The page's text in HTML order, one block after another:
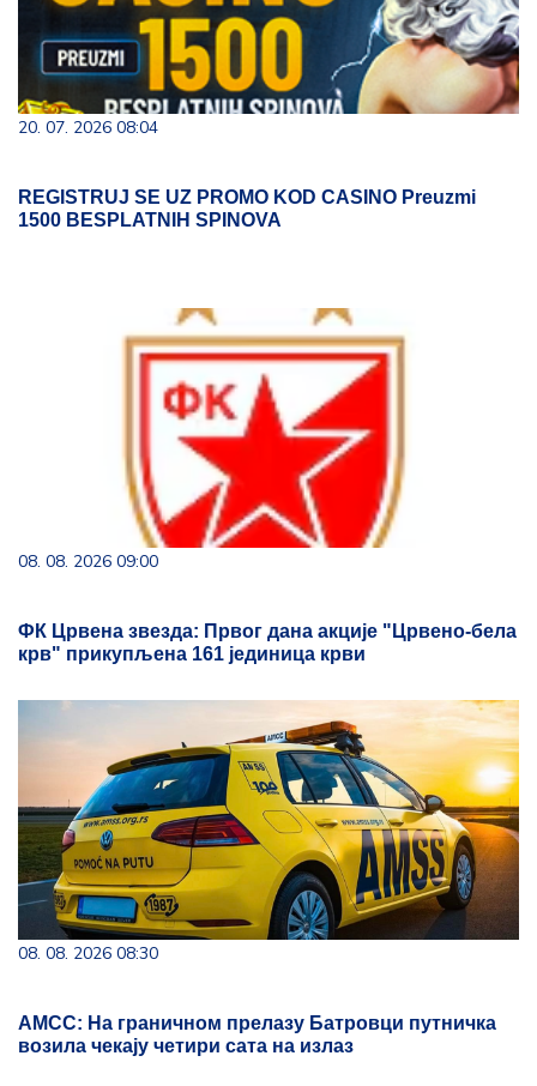
20. 07. 2026 08:04
REGISTRUJ SE UZ PROMO KOD CASINO Preuzmi
1500 BESPLATNIH SPINOVA
08. 08. 2026 09:00
ФК Црвена звезда: Првог дана акције "Црвено-бела
крв" прикупљена 161 јединица крви
08. 08. 2026 08:30
АМСС: На граничном прелазу Батровци путничка
возила чекају четири сата на излаз